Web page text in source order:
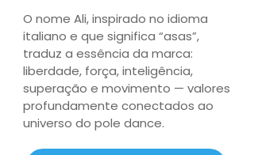
O nome Ali, inspirado no idioma
italiano e que significa “asas”,
traduz a essência da marca:
liberdade, força, inteligência,
superação e movimento — valores
profundamente conectados ao
universo do pole dance.